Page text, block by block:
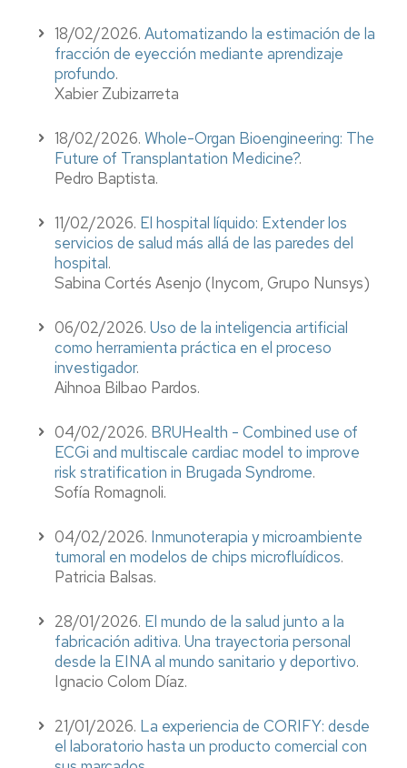
18/02/2026. Automatizando la estimación de la
fracción de eyección mediante aprendizaje
profundo.
Xabier Zubizarreta
18/02/2026. Whole-Organ Bioengineering: The
Future of Transplantation Medicine?.
Pedro Baptista.
11/02/2026. El hospital líquido: Extender los
servicios de salud más allá de las paredes del
hospital.
Sabina Cortés Asenjo (Inycom, Grupo Nunsys)
06/02/2026. Uso de la inteligencia artificial
como herramienta práctica en el proceso
investigador.
Aihnoa Bilbao Pardos.
04/02/2026. BRUHealth - Combined use of
ECGi and multiscale cardiac model to improve
risk stratification in Brugada Syndrome.
Sofía Romagnoli.
04/02/2026. Inmunoterapia y microambiente
tumoral en modelos de chips microfluídicos.
Patricia Balsas.
28/01/2026. El mundo de la salud junto a la
fabricación aditiva. Una trayectoria personal
desde la EINA al mundo sanitario y deportivo.
Ignacio Colom Díaz.
21/01/2026. La experiencia de CORIFY: desde
el laboratorio hasta un producto comercial con